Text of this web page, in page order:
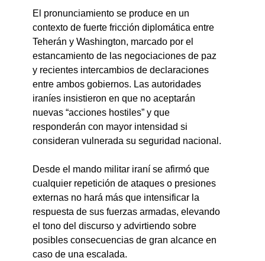
El pronunciamiento se produce en un
contexto de fuerte fricción diplomática entre
Teherán y Washington, marcado por el
estancamiento de las negociaciones de paz
y recientes intercambios de declaraciones
entre ambos gobiernos. Las autoridades
iraníes insistieron en que no aceptarán
nuevas “acciones hostiles” y que
responderán con mayor intensidad si
consideran vulnerada su seguridad nacional.
Desde el mando militar iraní se afirmó que
cualquier repetición de ataques o presiones
externas no hará más que intensificar la
respuesta de sus fuerzas armadas, elevando
el tono del discurso y advirtiendo sobre
posibles consecuencias de gran alcance en
caso de una escalada.